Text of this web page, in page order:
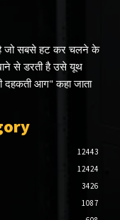
है जो सबसे हट कर चलने के
से डरती है उसे यूथ
दहकती आग" कहा जाता
12443
12424
3426
1087